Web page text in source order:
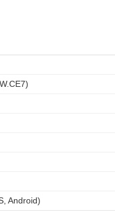
Android)